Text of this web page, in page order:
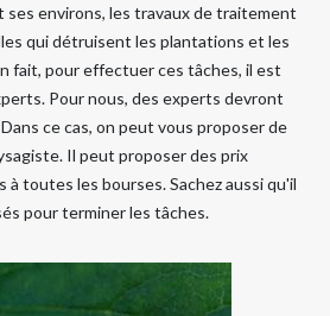
ses environs, les travaux de traitement
qui détruisent les plantations et les
fait, pour effectuer ces tâches, il est
Pour nous, des experts devront
ce cas, on peut vous proposer de
Il peut proposer des prix
à toutes les bourses. Sachez aussi qu'il
pour terminer les tâches.